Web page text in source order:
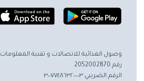
وصول الغذائية للاتصالات و تقنية المعلومات
رقم 2052002870
الرقم الضريبي ٣٠٠٧٧٤٨٦٣٢٠٠٠٠٣